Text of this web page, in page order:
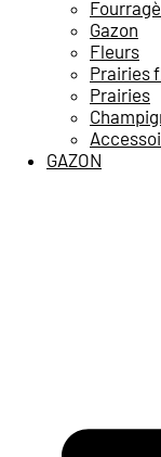
Gazon
Fleurs
Prairies
Prairies
GAZON